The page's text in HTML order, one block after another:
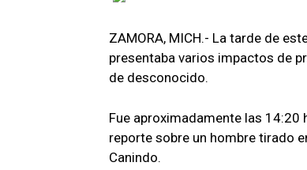
ZAMORA, MICH.- La tarde de
presentaba varios impactos de
de desconocido.
Fue aproximadamente las 14:20
reporte sobre un hombre tirado
Canindo.